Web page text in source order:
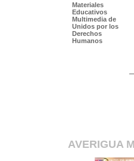
Materiales
Educativos
Multimedia de
Unidos por los
Derechos
Humanos
AVERIGUA